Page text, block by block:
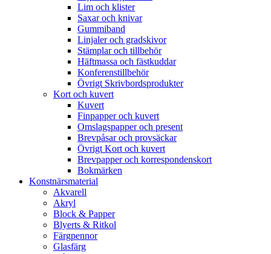
Lim och klister
Saxar och knivar
Gummiband
Linjaler och gradskivor
Stämplar och tillbehör
Häftmassa och fästkuddar
Konferenstillbehör
Övrigt Skrivbordsprodukter
Kort och kuvert
Kuvert
Finpapper och kuvert
Omslagspapper och present
Brevpåsar och provsäckar
Övrigt Kort och kuvert
Brevpapper och korrespondenskort
Bokmärken
Konstnärsmaterial
Akvarell
Akryl
Block & Papper
Blyerts & Ritkol
Färgpennor
Glasfärg